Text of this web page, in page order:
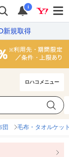
i
新規取得
ロハコメニュー
団 毛布・タオルケッ